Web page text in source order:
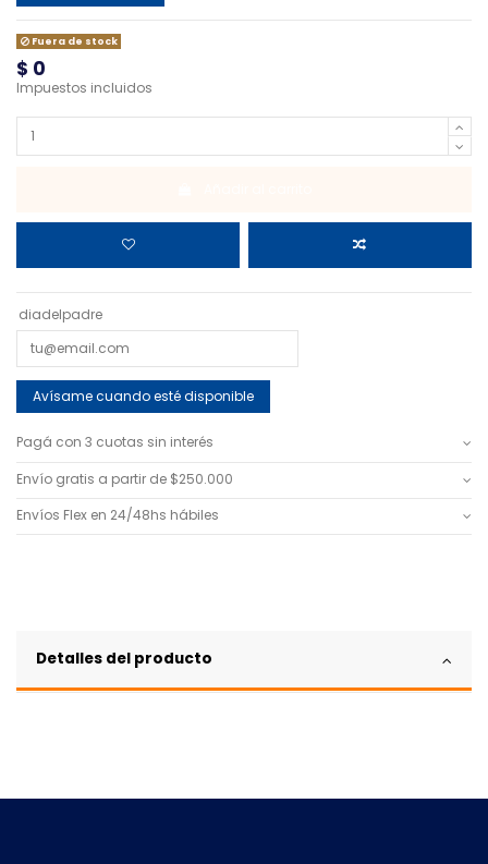
Fuera de stock
$ 0
Impuestos incluidos
diadelpadre
Pagá con 3 cuotas sin interés
Envío gratis a partir de $250.000
Envíos Flex en 24/48hs hábiles
Detalles del producto